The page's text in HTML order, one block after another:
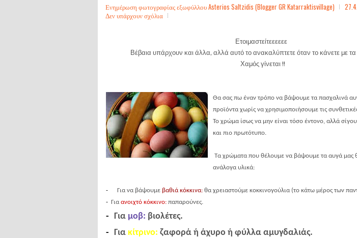
Ενημέρωση φωτογραφίας εξωφύλλου Asterios Saltzidis (Blogger GR Katarraktisvillage)
Δεν υπάρχουν σχόλια
Ετοιμαστείτεεεεεε
Βέβαια υπάρχουν και άλλα, αλλά αυτό το ανακαλύπτετε όταν το κάνετε με τα
Χαμός γίνεται !!
Θα σας πω έναν τρόπο ναβάψουμε τα πασχαλινά
προϊόντα χωρίς να χρησιμοποιήσουμε τις
Το χρώμα ίσως να μην είναι τόσο έντονο, αλλά
και πιο πρωτότυπο.
Ταχρώματαπου θέλουμε να βάψουμε τα αυγά μας
ανάλογα υλικά:
- Για να βάψουμε βαθιά κόκκινα: θα χρειαστούμε κοκκινογούλια (το κάτω μέρος των
- Γιαανοιχτό κόκκινο: παπαρούνες.
- Για μοβ: βιολέτες.
- Για κίτρινο: ζαφορά ή άχυρο ή φύλλα αμυγδαλιάς.